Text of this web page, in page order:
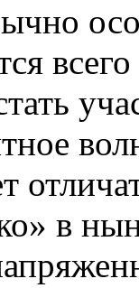
в